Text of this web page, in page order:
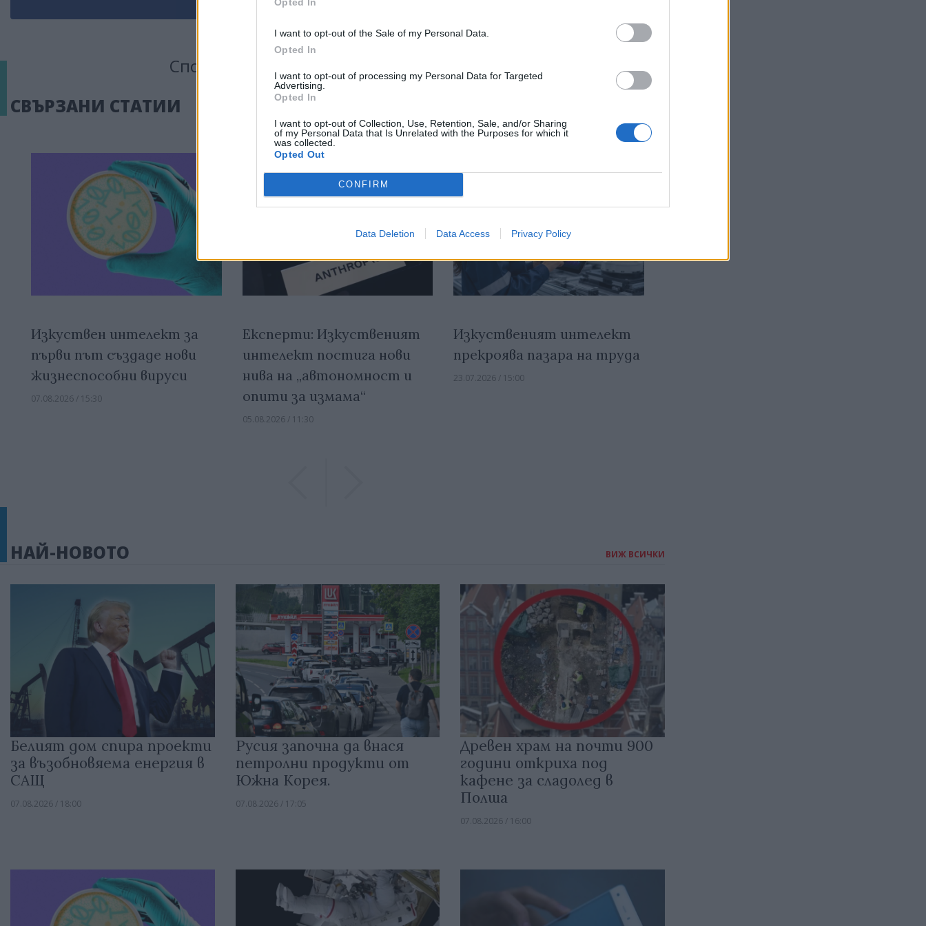
I want to opt-out of the Sale of my Personal Data.
Opted In
I want to opt-out of processing my Personal Data for Targeted
Advertising.
Opted In
I want to opt-out of Collection, Use, Retention, Sale, and/or Sharing
of my Personal Data that Is Unrelated with the Purposes for which it
was collected.
Opted Out
CONFIRM
Data Deletion Data Access Privacy Policy
Сподели тази статия в:
СВЪРЗАНИ СТАТИИ
Изкуствен интелект за
първи път създаде нови
жизнеспособни вируси
07.08.2026 / 15:30
Експерти: Изкуственият
интелект постига нови
нива на „автономност и
опити за измама“
05.08.2026 / 11:30
Изкуственият интелект
прекроява пазара на труда
23.07.2026 / 15:00
НАЙ-НОВОТО ВИЖ ВСИЧКИ
Белият дом спира проекти
за възобновяема енергия в
САЩ
07.08.2026 / 18:00
Русия започна да внася
петролни продукти от
Южна Корея.
07.08.2026 / 17:05
Древен храм на почти 900
години откриха под
кафене за сладолед в
Полша
07.08.2026 / 16:00